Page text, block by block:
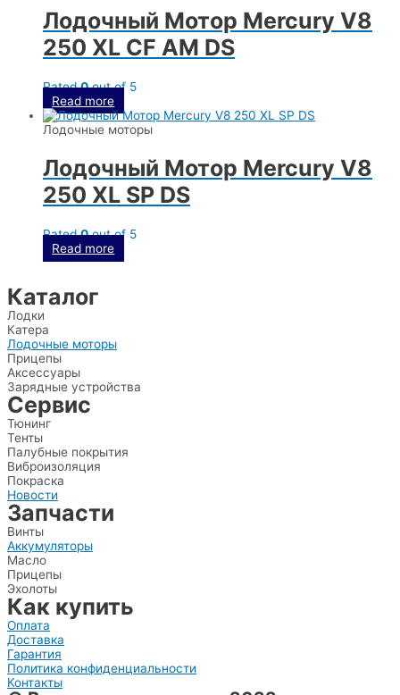
Лодочный Мотор Mercury V8
250 XL CF AM DS
Rated0out of 5
Read more
Лодочные моторы
Лодочный Мотор Mercury V8
250 XL SP DS
Rated0out of 5
Read more
Каталог
Лодки
Катера
Лодочные моторы
Прицепы
Аксессуары
Зарядные устройства
Сервис
Тюнинг
Тенты
Палубные покрытия
Виброизоляция
Покраска
Новости
Запчасти
Винты
Аккумуляторы
Масло
Прицепы
Эхолоты
Как купить
Оплата
Доставка
Гарантия
Политика конфиденциальности
Контакты